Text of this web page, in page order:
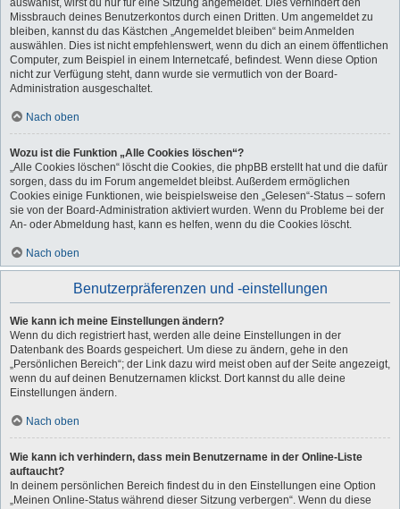
auswählst, wirst du nur für eine Sitzung angemeldet. Dies verhindert den
Missbrauch deines Benutzerkontos durch einen Dritten. Um angemeldet zu
bleiben, kannst du das Kästchen „Angemeldet bleiben“ beim Anmelden
auswählen. Dies ist nicht empfehlenswert, wenn du dich an einem öffentlichen
Computer, zum Beispiel in einem Internetcafé, befindest. Wenn diese Option
nicht zur Verfügung steht, dann wurde sie vermutlich von der Board-
Administration ausgeschaltet.
Nach oben
Wozu ist die Funktion „Alle Cookies löschen“?
„Alle Cookies löschen“ löscht die Cookies, die phpBB erstellt hat und die dafür
sorgen, dass du im Forum angemeldet bleibst. Außerdem ermöglichen
Cookies einige Funktionen, wie beispielsweise den „Gelesen“-Status – sofern
sie von der Board-Administration aktiviert wurden. Wenn du Probleme bei der
An- oder Abmeldung hast, kann es helfen, wenn du die Cookies löscht.
Nach oben
Benutzerpräferenzen und -einstellungen
Wie kann ich meine Einstellungen ändern?
Wenn du dich registriert hast, werden alle deine Einstellungen in der
Datenbank des Boards gespeichert. Um diese zu ändern, gehe in den
„Persönlichen Bereich“; der Link dazu wird meist oben auf der Seite angezeigt,
wenn du auf deinen Benutzernamen klickst. Dort kannst du alle deine
Einstellungen ändern.
Nach oben
Wie kann ich verhindern, dass mein Benutzername in der Online-Liste
auftaucht?
In deinem persönlichen Bereich findest du in den Einstellungen eine Option
„Meinen Online-Status während dieser Sitzung verbergen“. Wenn du diese